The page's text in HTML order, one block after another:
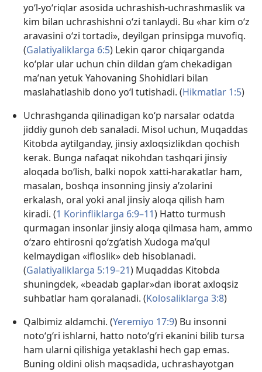
yo‘l-yo‘riqlar asosida uchrashish-uchrashmaslik va
kim bilan uchrashishni o‘zi tanlaydi. Bu «har kim o‘z
aravasini o‘zi tortadi», deyilgan prinsipga muvofiq.
(Galatiyaliklarga 6:5) Lekin qaror chiqarganda
ko‘plar ular uchun chin dildan g‘am chekadigan
ma’nan yetuk Yahovaning Shohidlari bilan
maslahatlashib dono yo‘l tutishadi. (Hikmatlar 1:5)
Uchrashganda qilinadigan ko‘p narsalar odatda
jiddiy gunoh deb sanaladi. Misol uchun, Muqaddas
Kitobda aytilganday, jinsiy axloqsizlikdan qochish
kerak. Bunga nafaqat nikohdan tashqari jinsiy
aloqada bo‘lish, balki nopok xatti-harakatlar ham,
masalan, boshqa insonning jinsiy a’zolarini
erkalash, oral yoki anal jinsiy aloqa qilish ham
kiradi. (1 Korinfliklarga 6:9–11) Hatto turmush
qurmagan insonlar jinsiy aloqa qilmasa ham, ammo
o‘zaro ehtirosni qo‘zg‘atish Xudoga ma’qul
kelmaydigan «ifloslik» deb hisoblanadi.
(Galatiyaliklarga 5:19–21) Muqaddas Kitobda
shuningdek, «beadab gaplar»dan iborat axloqsiz
suhbatlar ham qoralanadi. (Kolosaliklarga 3:8)
Qalbimiz aldamchi. (Yeremiyo 17:9) Bu insonni
noto‘g‘ri ishlarni, hatto noto‘g‘ri ekanini bilib tursa
ham ularni qilishiga yetaklashi hech gap emas.
Buning oldini olish maqsadida, uchrashayotgan